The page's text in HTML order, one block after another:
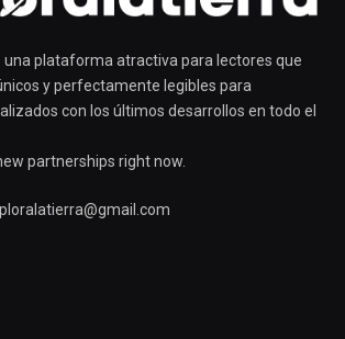
una plataforma atractiva para lectores que
y perfectamente legibles para
con los últimos desarrollos en todo el
partnerships right now.